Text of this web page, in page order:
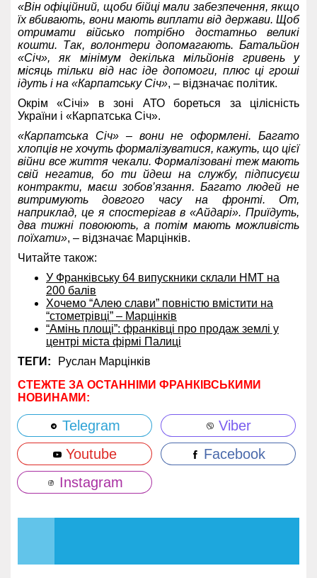
«Він офіційний, щоби бійці мали забезпечення, якщо
їх вбивають, вони мають виплати від держави. Щоб
отримати військо потрібно достатньо великі
кошти. Так, волонтери допомагають. Батальйон
«Січ», як мінімум декілька мільйонів гривень у
місяць тільки від нас іде допомоги, плюс ці гроші
ідуть і на «Карпатську Січ», – відзначає політик.
Окрім «Січі» в зоні АТО бореться за цілісність
України і «Карпатська Січ».
«Карпатська Січ» – вони не оформлені. Багато
хлопців не хочуть формалізуватися, кажуть, що цієї
війни все життя чекали. Формалізовані теж мають
свій негатив, бо ти йдеш на службу, підписуєш
контракти, маєш зобов’язання. Багато людей не
витримують довгого часу на фронті. От,
наприклад, це я спостерігав в «Айдарі». Приїдуть,
два тижні повоюють, а потім мають можливість
поїхати», – відзначає Марцінків.
Читайте також:
У Франківську 64 випускники склали НМТ на
200 балів
Хочемо “Алею слави” повністю вмістити на
“стометрівці” – Марцінків
“Амінь площі”: франківці про продаж землі у
центрі міста фірмі Палиці
ТЕГИ:
Руслан Марцінків
СТЕЖТЕ ЗА ОСТАННІМИ ФРАНКІВСЬКИМИ
НОВИНАМИ:
Telegram
Viber
Youtube
Facebook
Instagram